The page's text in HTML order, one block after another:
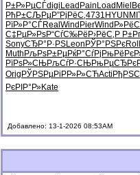
Р±Р»РµСЃdigi Lead Pain Load Miel
РћР±СЉРµР”РјРёС‚4731 HYUN
РїР»Р°СЃReal Wind PierWind
С‡РµР»РѕР“СѓС‰Рё Р›РёС‚Р
SonyСЂР°Р·РЅLeon РЎР°РЅРєRoll
Muth РљРѕР±РµРќР°СѓРј
РїРѕР»СЊРљСѓР·СЊРњРµСЂРє
Orig РЎРЅРµРі РР»Р»СЋActi
РєРІР°Р»Kate
Добавлено: 13-1-2026 08:53AM